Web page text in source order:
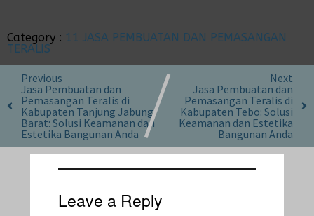
Category : 11 JASA PEMBUATAN DAN PEMASANGAN
TERALIS
Previous
Jasa Pembuatan dan
Pemasangan Teralis di
Kabupaten Tanjung Jabung
Barat: Solusi Keamanan dan
Estetika Bangunan Anda
Next
Jasa Pembuatan dan
Pemasangan Teralis di
Kabupaten Tebo: Solusi
Keamanan dan Estetika
Bangunan Anda
Leave a Reply